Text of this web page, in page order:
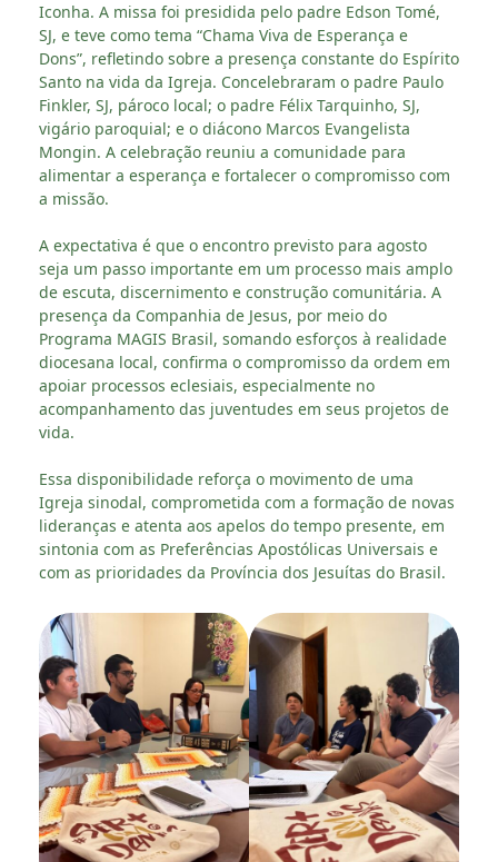
Iconha. A missa foi presidida pelo padre Edson Tomé,
SJ, e teve como tema “Chama Viva de Esperança e
Dons”, refletindo sobre a presença constante do Espírito
Santo na vida da Igreja. Concelebraram o padre Paulo
Finkler, SJ, pároco local; o padre Félix Tarquinho, SJ,
vigário paroquial; e o diácono Marcos Evangelista
Mongin. A celebração reuniu a comunidade para
alimentar a esperança e fortalecer o compromisso com
a missão.
A expectativa é que o encontro previsto para agosto
seja um passo importante em um processo mais amplo
de escuta, discernimento e construção comunitária. A
presença da Companhia de Jesus, por meio do
Programa MAGIS Brasil, somando esforços à realidade
diocesana local, confirma o compromisso da ordem em
apoiar processos eclesiais, especialmente no
acompanhamento das juventudes em seus projetos de
vida.
Essa disponibilidade reforça o movimento de uma
Igreja sinodal, comprometida com a formação de novas
lideranças e atenta aos apelos do tempo presente, em
sintonia com as Preferências Apostólicas Universais e
com as prioridades da Província dos Jesuítas do Brasil.